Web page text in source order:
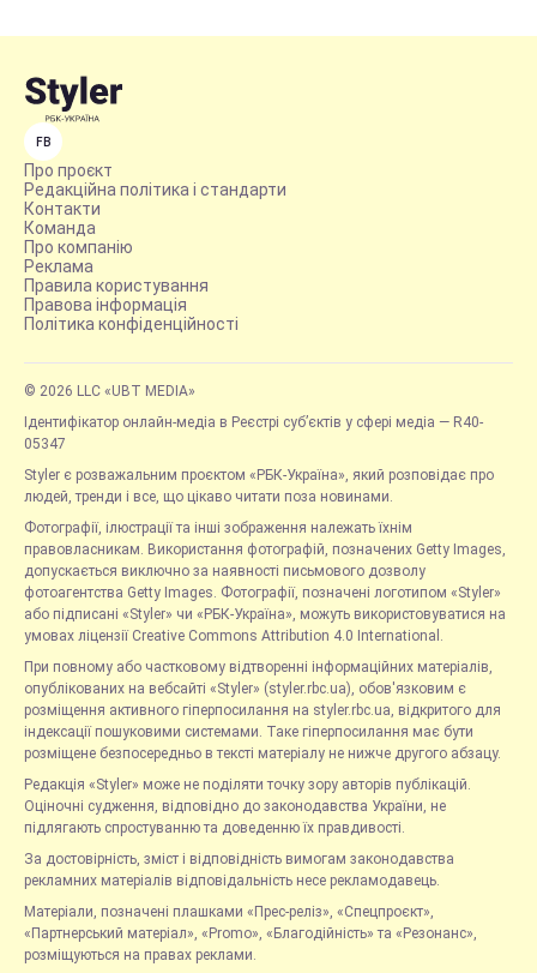
FB
Про проєкт
Редакційна політика і стандарти
Контакти
Команда
Про компанію
Реклама
Правила користування
Правова інформація
Політика конфіденційності
© 2026 LLC «UBT MEDIA»
Ідентифікатор онлайн-медіа в Реєстрі суб’єктів у сфері медіа — R40-
05347
Styler є розважальним проєктом «РБК-Україна», який розповідає про
людей, тренди і все, що цікаво читати поза новинами.
Фотографії, ілюстрації та інші зображення належать їхнім
правовласникам. Використання фотографій, позначених Getty Images,
допускається виключно за наявності письмового дозволу
фотоагентства Getty Images. Фотографії, позначені логотипом «Styler»
або підписані «Styler» чи «РБК-Україна», можуть використовуватися на
умовах ліцензії Creative Commons Attribution 4.0 International.
При повному або частковому відтворенні інформаційних матеріалів,
опублікованих на вебсайті «Styler» (styler.rbc.ua), обов'язковим є
розміщення активного гіперпосилання на styler.rbc.ua, відкритого для
індексації пошуковими системами. Таке гіперпосилання має бути
розміщене безпосередньо в тексті матеріалу не нижче другого абзацу.
Редакція «Styler» може не поділяти точку зору авторів публікацій.
Оціночні судження, відповідно до законодавства України, не
підлягають спростуванню та доведенню їх правдивості.
За достовірність, зміст і відповідність вимогам законодавства
рекламних матеріалів відповідальність несе рекламодавець.
Матеріали, позначені плашками «Прес-реліз», «Спецпроєкт»,
«Партнерський матеріал», «Promo», «Благодійність» та «Резонанс»,
розміщуються на правах реклами.